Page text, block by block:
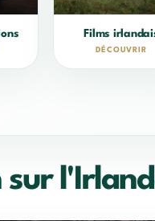
Films
DÉCOUVRIR